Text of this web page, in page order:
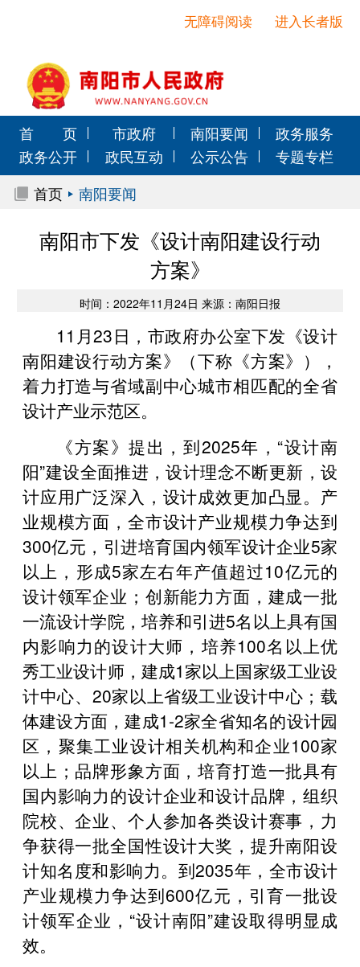
进入长者版
无障碍阅读
首 页 市政府 南阳要闻
政务服务
政务公开
政民互动 公示公告
专题专栏
首页
南阳要闻
南阳市下发《设计南阳建设行动
方案》
时间：2022年11月24日 来源：南阳日报
11月23日，市政府办公室下发《设计
南阳建设行动方案》（下称《方案》），
着力打造与省域副中心城市相匹配的全省
设计产业示范区。
《方案》提出，到2025年，“设计南
阳”建设全面推进，设计理念不断更新，设
计应用广泛深入，设计成效更加凸显。产
业规模方面，全市设计产业规模力争达到
300亿元，引进培育国内领军设计企业5家
以上，形成5家左右年产值超过10亿元的
设计领军企业；创新能力方面，建成一批
一流设计学院，培养和引进5名以上具有国
内影响力的设计大师，培养100名以上优
秀工业设计师，建成1家以上国家级工业设
计中心、20家以上省级工业设计中心；载
体建设方面，建成1-2家全省知名的设计园
区，聚集工业设计相关机构和企业100家
以上；品牌形象方面，培育打造一批具有
国内影响力的设计企业和设计品牌，组织
院校、企业、个人参加各类设计赛事，力
争获得一批全国性设计大奖，提升南阳设
计知名度和影响力。到2035年，全市设计
产业规模力争达到600亿元，引育一批设
计领军企业，“设计南阳”建设取得明显成
效。